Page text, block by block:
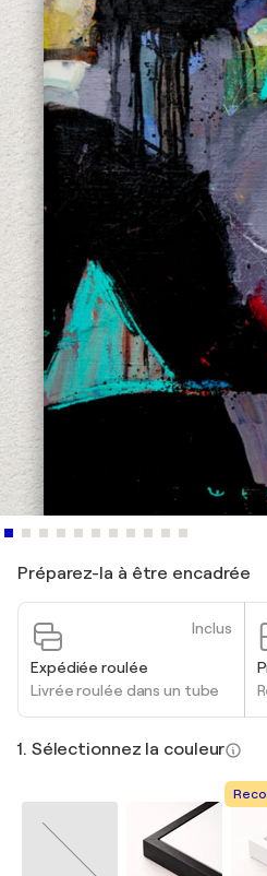
Préparez-la à être encadrée
Inclus
Expédiée roulée
Livrée roulée dans un tube
1. Sélectionnez la couleur